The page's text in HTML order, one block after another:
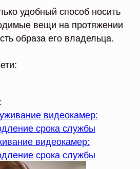
удобный способ носить
вещи на протяжении
образа его владельца.
видеокамер:
срока службы